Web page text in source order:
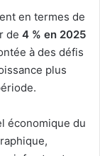
en termes de
de 4 % en 2025
à des défis
plus
économique du